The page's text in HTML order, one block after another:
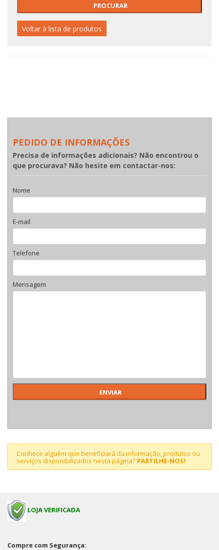
Voltar à lista de produtos
PEDIDO DE INFORMAÇÕES
Precisa de informações adicionais? Não encontrou o
que procurava? Não hesite em contactar-nos:
Nome
E-mail
Telefone
Mensagem
Conhece alguém que beneficiará da informação, produtos ou
serviços disponibilizados nesta página? PARTILHE-NOS!
LOJA VERIFICADA
Compre com Segurança: